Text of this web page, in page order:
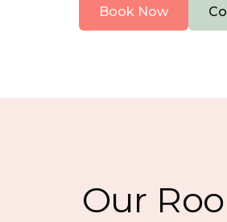
Book Now
Our